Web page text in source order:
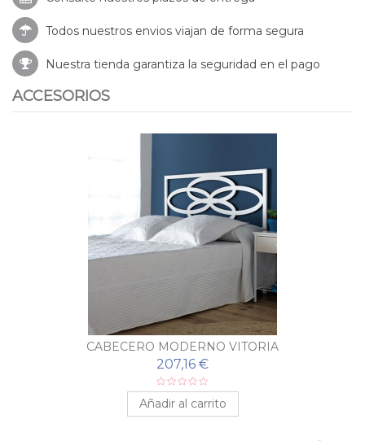
Todos nuestros envios viajan de forma segura
Nuestra tienda garantiza la seguridad en el pago
ACCESORIOS
CABECERO MODERNO VITORIA
207,16 €
Añadir al carrito